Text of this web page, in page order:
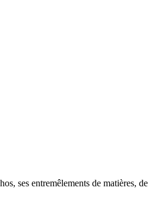
ses entremêlements de matières,